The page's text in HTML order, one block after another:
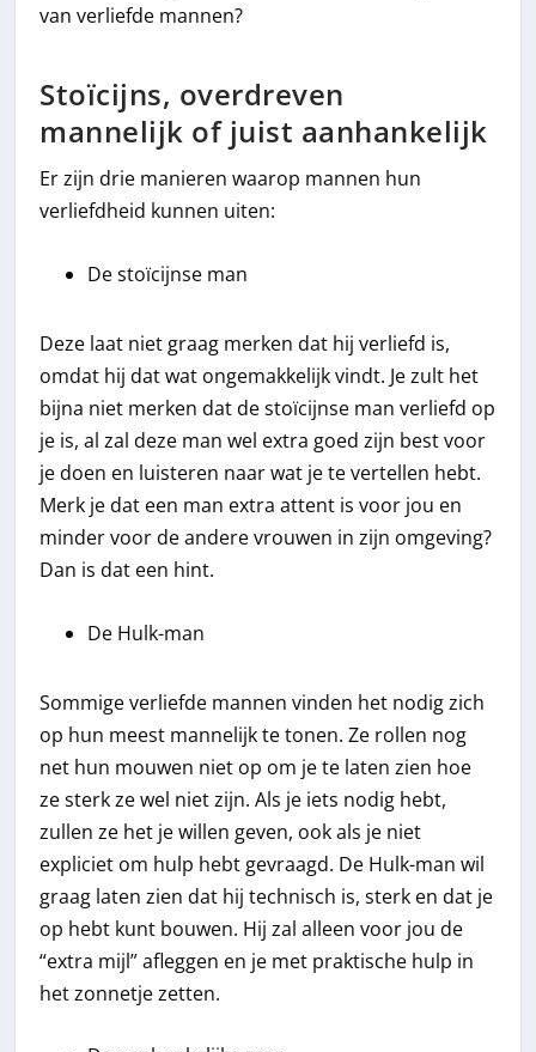
van verliefde mannen?
Stoïcijns, overdreven
mannelijk of juist aanhankelijk
Er zijn drie manieren waarop mannen hun
verliefdheid kunnen uiten:
De stoïcijnse man
Deze laat niet graag merken dat hij verliefd is,
omdat hij dat wat ongemakkelijk vindt. Je zult het
bijna niet merken dat de stoïcijnse man verliefd op
je is, al zal deze man wel extra goed zijn best voor
je doen en luisteren naar wat je te vertellen hebt.
Merk je dat een man extra attent is voor jou en
minder voor de andere vrouwen in zijn omgeving?
Dan is dat een hint.
De Hulk-man
Sommige verliefde mannen vinden het nodig zich
op hun meest mannelijk te tonen. Ze rollen nog
net hun mouwen niet op om je te laten zien hoe
ze sterk ze wel niet zijn. Als je iets nodig hebt,
zullen ze het je willen geven, ook als je niet
expliciet om hulp hebt gevraagd. De Hulk-man wil
graag laten zien dat hij technisch is, sterk en dat je
op hebt kunt bouwen. Hij zal alleen voor jou de
“extra mijl” afleggen en je met praktische hulp in
het zonnetje zetten.